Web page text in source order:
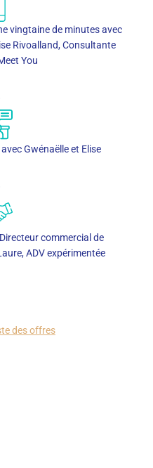
vingtaine de minutes avec
Rivoalland, Consultante
You
Gwénaëlle et Elise
commercial de
ADV expérimentée
des offres